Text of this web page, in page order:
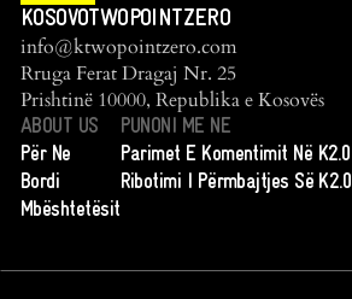
KOSOVOTWOPOINTZERO
info@ktwopointzero.com
Rruga Ferat Dragaj Nr. 25
Prishtinë 10000, Republika e Kosovës
ABOUT US
Për Ne
Bordi
Mbështetësit
PUNONI ME NE
Parimet E Komentimit Në K2.0
Ribotimi I Përmbajtjes Së K2.0